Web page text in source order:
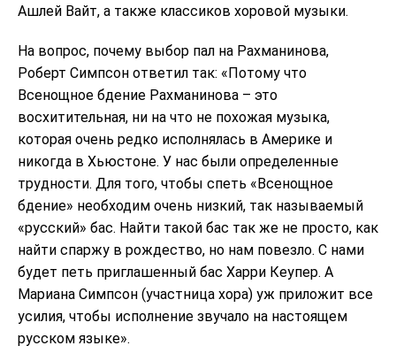
Ашлей Вайт, а также классиков хоровой музыки.
На вопрос, почему выбор пал на Рахманинова,
Роберт Симпсон ответил так: «Потому что
Всенощное бдение Рахманинова – это
восхитительная, ни на что не похожая музыка,
которая очень редко исполнялась в Америке и
никогда в Хьюстоне. У нас были определенные
трудности. Для того, чтобы спеть «Всенощное
бдение» необходим очень низкий, так называемый
«русский» бас. Найти такой бас так же не просто, как
найти спаржу в рождество, но нам повезло. С нами
будет петь приглашенный бас Харри Кеупер. А
Мариана Симпсон (участница хора) уж приложит все
усилия, чтобы исполнение звучало на настоящем
русском языке».